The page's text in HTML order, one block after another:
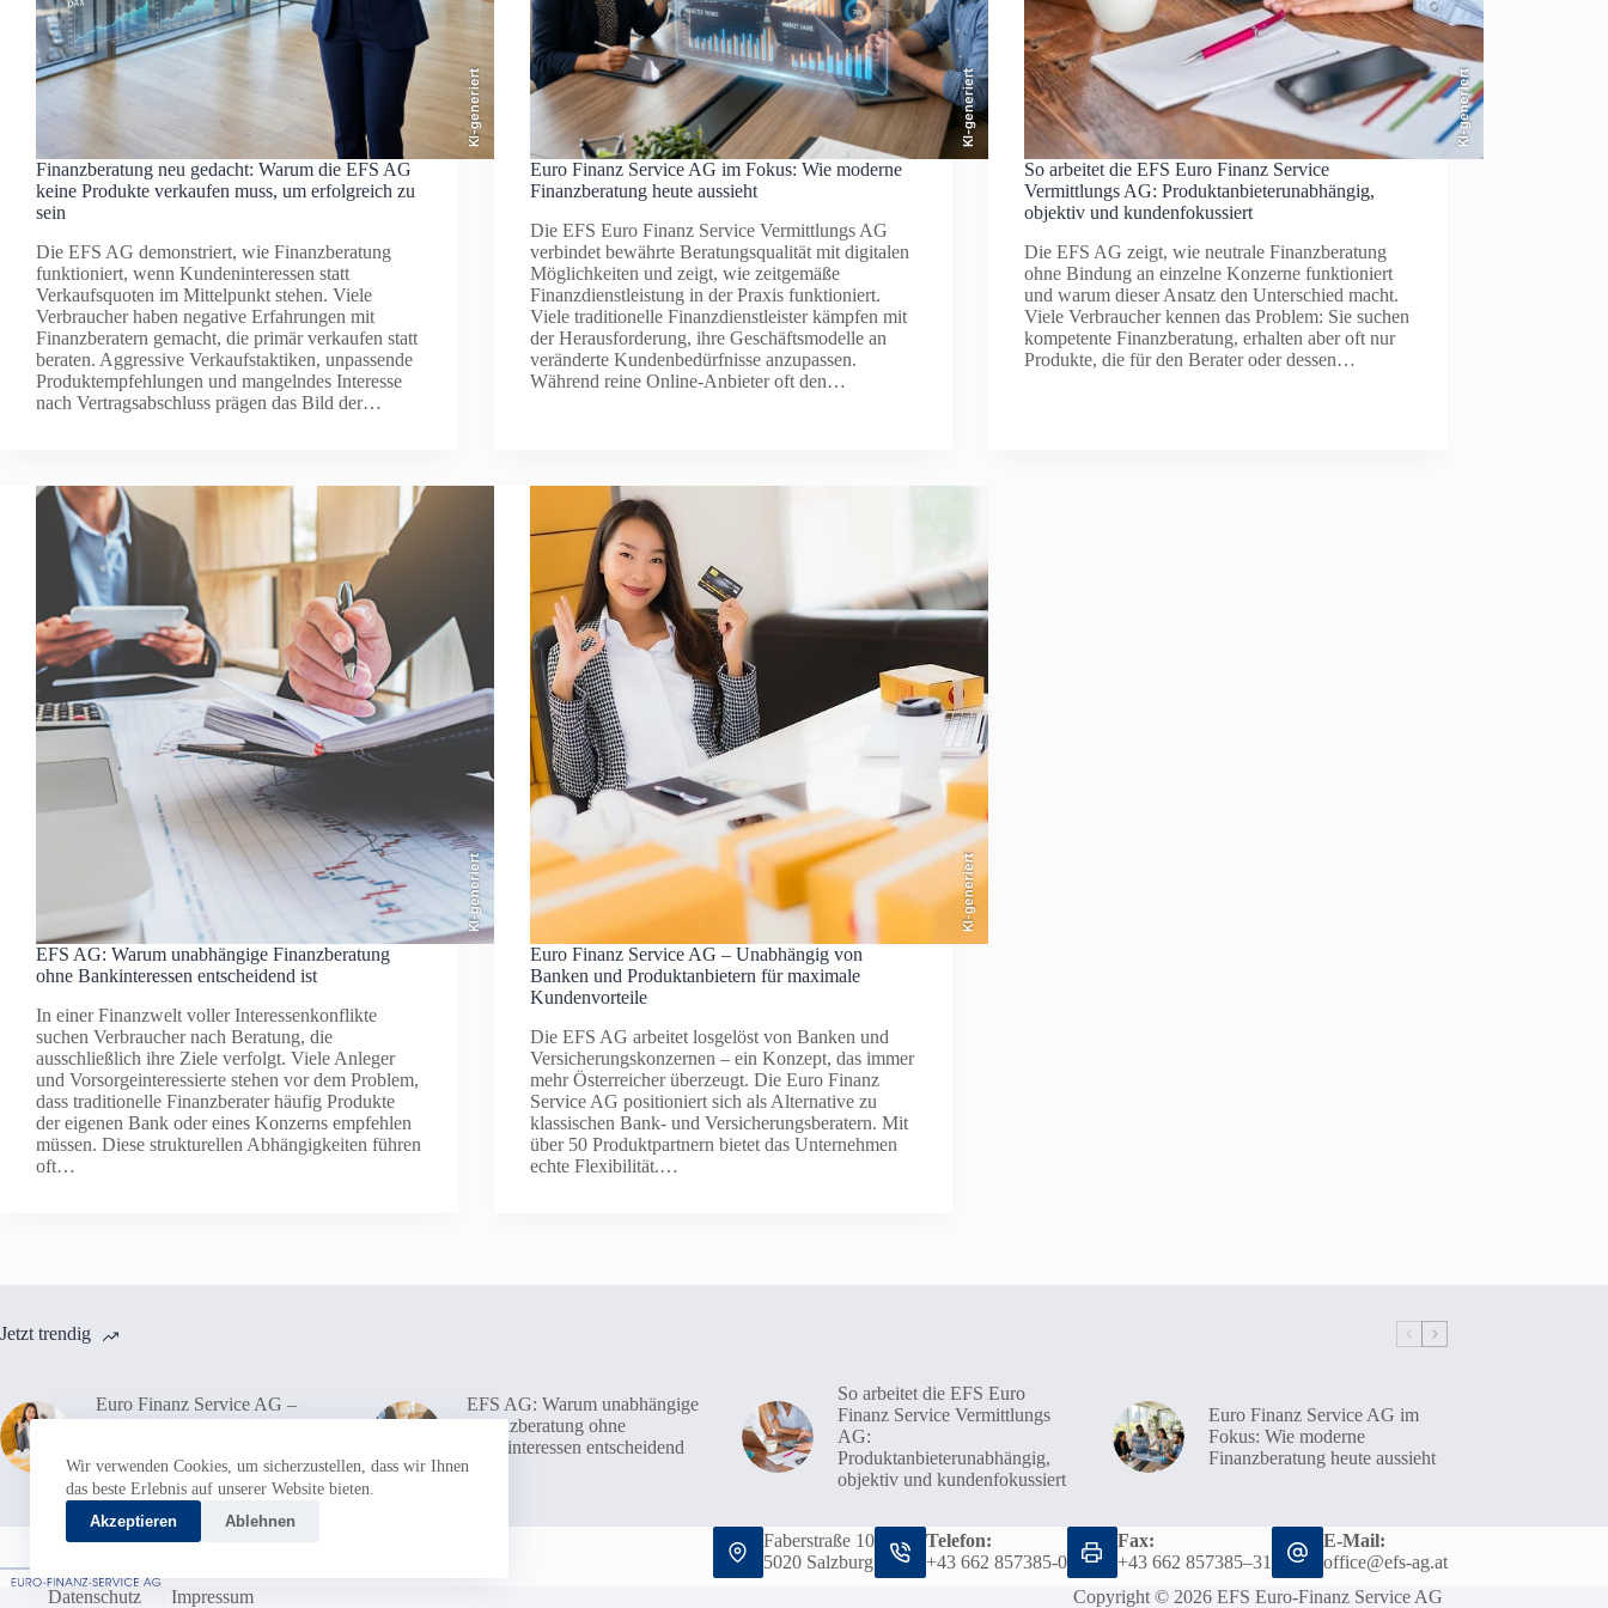
Wir verwenden Cookies, um sicherzustellen, dass wir Ihnen
das beste Erlebnis auf unserer Website bieten.
Akzeptieren
Ablehnen
KI-generiert
Finanzberatung neu gedacht: Warum die EFS AG
keine Produkte verkaufen muss, um erfolgreich zu
sein
Die EFS AG demonstriert, wie Finanzberatung
funktioniert, wenn Kundeninteressen statt
Verkaufsquoten im Mittelpunkt stehen. Viele
Verbraucher haben negative Erfahrungen mit
Finanzberatern gemacht, die primär verkaufen statt
beraten. Aggressive Verkaufstaktiken, unpassende
Produktempfehlungen und mangelndes Interesse
nach Vertragsabschluss prägen das Bild der…
KI-generiert
Euro Finanz Service AG im Fokus: Wie moderne
Finanzberatung heute aussieht
Die EFS Euro Finanz Service Vermittlungs AG
verbindet bewährte Beratungsqualität mit digitalen
Möglichkeiten und zeigt, wie zeitgemäße
Finanzdienstleistung in der Praxis funktioniert.
Viele traditionelle Finanzdienstleister kämpfen mit
der Herausforderung, ihre Geschäftsmodelle an
veränderte Kundenbedürfnisse anzupassen.
Während reine Online-Anbieter oft den…
KI-generiert
So arbeitet die EFS Euro Finanz Service
Vermittlungs AG: Produktanbieterunabhängig,
objektiv und kundenfokussiert
Die EFS AG zeigt, wie neutrale Finanzberatung
ohne Bindung an einzelne Konzerne funktioniert
und warum dieser Ansatz den Unterschied macht.
Viele Verbraucher kennen das Problem: Sie suchen
kompetente Finanzberatung, erhalten aber oft nur
Produkte, die für den Berater oder dessen…
KI-generiert
EFS AG: Warum unabhängige Finanzberatung
ohne Bankinteressen entscheidend ist
In einer Finanzwelt voller Interessenkonflikte
suchen Verbraucher nach Beratung, die
ausschließlich ihre Ziele verfolgt. Viele Anleger
und Vorsorgeinteressierte stehen vor dem Problem,
dass traditionelle Finanzberater häufig Produkte
der eigenen Bank oder eines Konzerns empfehlen
müssen. Diese strukturellen Abhängigkeiten führen
oft…
KI-generiert
Euro Finanz Service AG – Unabhängig von
Banken und Produktanbietern für maximale
Kundenvorteile
Die EFS AG arbeitet losgelöst von Banken und
Versicherungskonzernen – ein Konzept, das immer
mehr Österreicher überzeugt. Die Euro Finanz
Service AG positioniert sich als Alternative zu
klassischen Bank- und Versicherungsberatern. Mit
über 50 Produktpartnern bietet das Unternehmen
echte Flexibilität.…
Jetzt trendig
Euro Finanz Service AG –
Unabhängig von Banken und
Kundenvorteile
EFS AG: Warum unabhängige
Finanzberatung ohne
Bankinteressen entscheidend
ist
So arbeitet die EFS Euro
Finanz Service Vermittlungs
AG:
Produktanbieterunabhängig,
objektiv und kundenfokussiert
Euro Finanz Service AG im
Fokus: Wie moderne
Finanzberatung heute aussieht
Faberstraße 10
5020 Salzburg
Telefon:
+43 662 857385-0
Fax:
+43 662 857385–31
E-Mail:
office@efs-ag.at
Datenschutz
Impressum Copyright © 2026 EFS Euro-Finanz Service AG